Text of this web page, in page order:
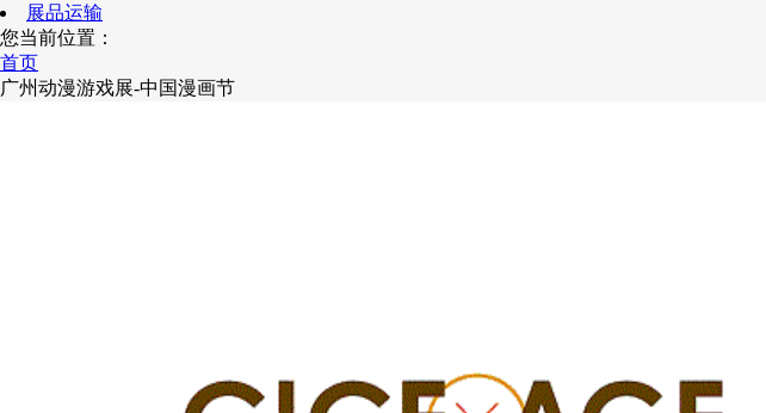
展品运输
您当前位置：
首页
广州动漫游戏展-中国漫画节